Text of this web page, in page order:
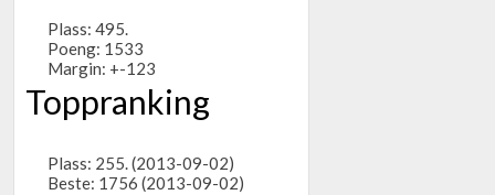
Plass: 495.
Poeng: 1533
Margin: +-123
Toppranking
Plass: 255. (2013-09-02)
Beste: 1756 (2013-09-02)